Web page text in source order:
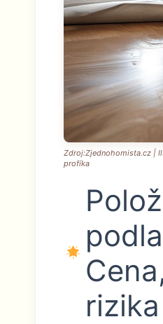
Zdroj:Zjednohomista.cz |
profíka
rizika